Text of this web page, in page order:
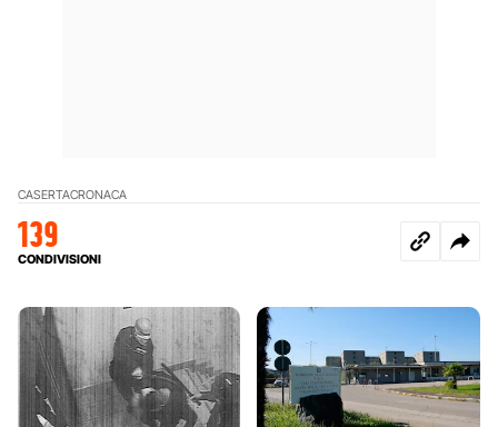
CASERTACRONACA
139
CONDIVISIONI